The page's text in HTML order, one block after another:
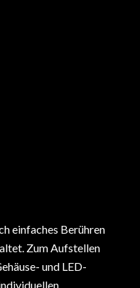
einfaches Berühren
Zum Aufstellen
und LED-